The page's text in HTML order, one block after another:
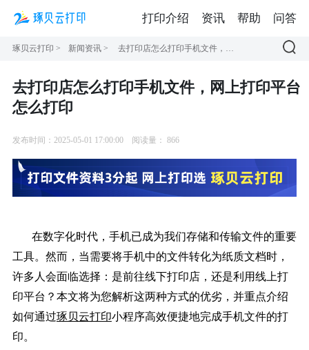
琢贝云打印 > 新闻资讯 >
去打印店怎么打印手机文件，网上打印平台
怎么打印
发布时间：2025-05-01 17:00:00 阅读量： 866
在数字化时代，手机已成为我们存储和传输文件的重要
工具。然而，当需要将手机中的文件转化为纸质文档时，
许多人会面临选择：是前往线下打印店，还是利用线上打
印平台？本文将为您解析这两种方式的优劣，并重点介绍
如何通过琢贝云打印小程序高效便捷地完成手机文件的打
印。
打印介绍 资讯 帮助 问答